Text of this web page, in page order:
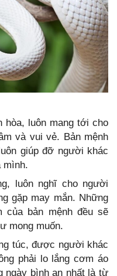
hòa, luôn mang tới cho
và vui vẻ. Bản mệnh
giúp đỡ người khác
mình.
luôn nghĩ cho người
gặp may mắn. Những
của bản mệnh đều sẽ
mong muốn.
túc, được người khác
phải lo lắng cơm áo
ngày bình an nhất là từ